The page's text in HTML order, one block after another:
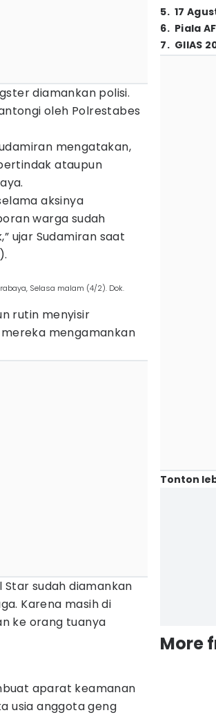
diamankan polisi.
oleh Polrestabes
mengatakan,
ataupun
aksinya
warga sudah
ujar Sudamiran saat
Selasa malam (4/2). Dok.
rutin menyisir
mengamankan
Star sudah diamankan
Karena masih di
ke orang tuanya
aparat keamanan
usia anggota geng
5. 17
6. Piala
7. GIIAS
Tonton
More